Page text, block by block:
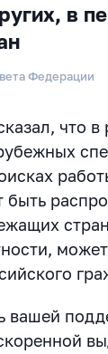
в
Федерации
что
вашей